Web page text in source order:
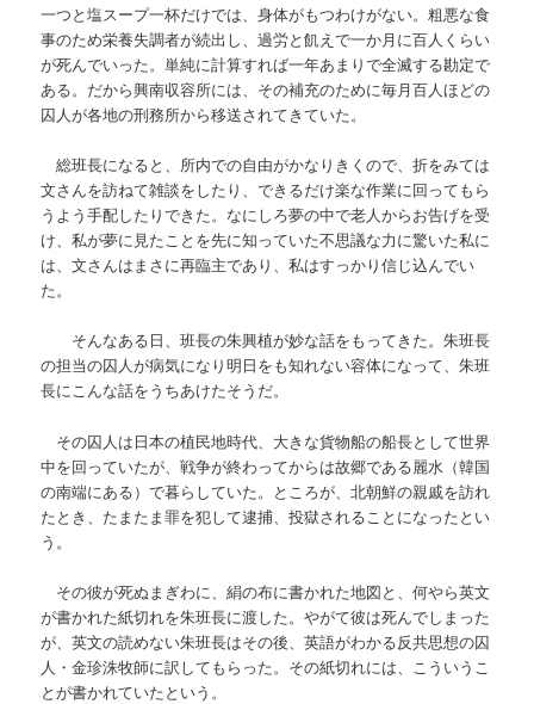
一つと塩スープ一杯だけでは、身体がもつわけがない。粗悪な食
事のため栄養失調者が続出し、過労と飢えで一か月に百人くらい
が死んでいった。単純に計算すれば一年あまりで全滅する勘定で
ある。だから興南収容所には、その補充のために毎月百人ほどの
囚人が各地の刑務所から移送されてきていた。
総班長になると、所内での自由がかなりきくので、折をみては
文さんを訪ねて雑談をしたり、できるだけ楽な作業に回ってもら
うよう手配したりできた。なにしろ夢の中で老人からお告げを受
け、私が夢に見たことを先に知っていた不思議な力に驚いた私に
は、文さんはまさに再臨主であり、私はすっかり信じ込んでい
た。
そんなある日、班長の朱興植が妙な話をもってきた。朱班長
の担当の囚人が病気になり明日をも知れない容体になって、朱班
長にこんな話をうちあけたそうだ。
その囚人は日本の植民地時代、大きな貨物船の船長として世界
中を回っていたが、戦争が終わってからは故郷である麗水（韓国
の南端にある）で暮らしていた。ところが、北朝鮮の親戚を訪れ
たとき、たまたま罪を犯して逮捕、投獄されることになったとい
う。
その彼が死ぬまぎわに、絹の布に書かれた地図と、何やら英文
が書かれた紙切れを朱班長に渡した。やがて彼は死んでしまった
が、英文の読めない朱班長はその後、英語がわかる反共思想の囚
人 ・金珍洙牧師に訳してもらった。その紙切れには、こういうこ
とが書かれていたという。